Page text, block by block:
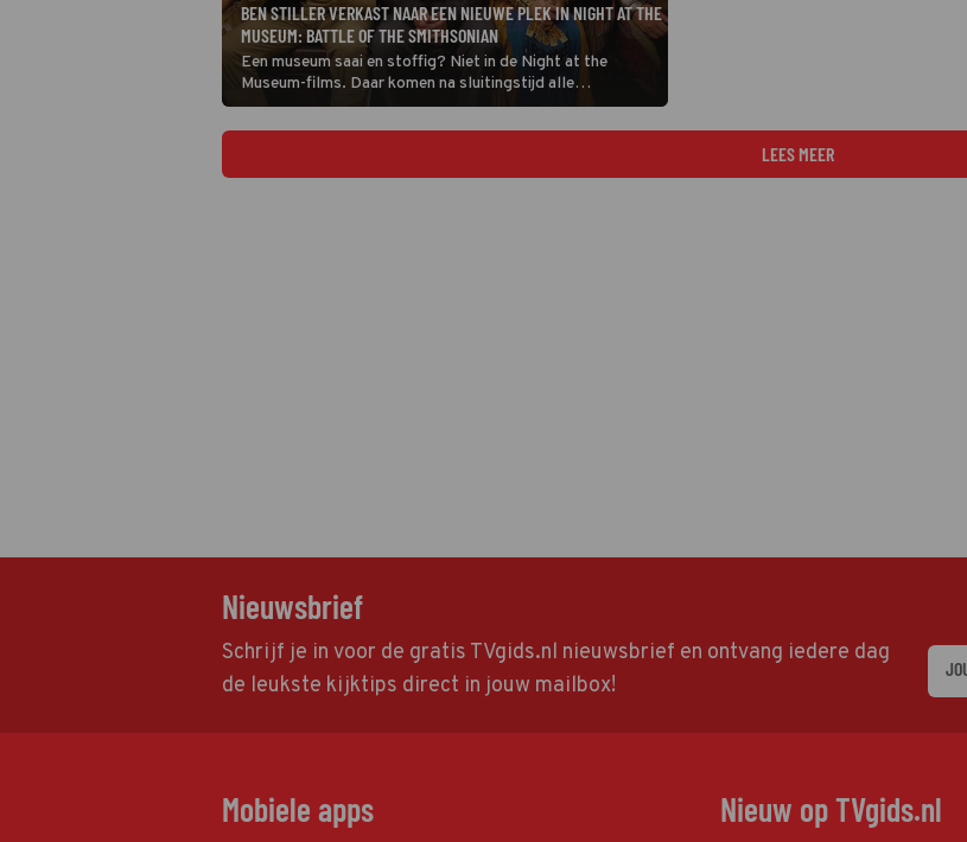
BEN STILLER VERKAST NAAR EEN NIEUWE PLEK IN NIGHT AT THE
MUSEUM: BATTLE OF THE SMITHSONIAN
Een museum saai en stoffig? Niet in de Night at the
Museum-films. Daar komen na sluitingstijd alle
museumstukken tot leven. Nachtwaker Ben Stille moet in
Night at the Museum: Battle of the Smithsonian proberen
LEES MEER
Nieuwsbrief
Schrijf je in voor de gratis TVgids.nl nieuwsbrief en ontvang iedere dag
de leukste kijktips direct in jouw mailbox!
Mobiele apps Nieuw op TVgids.nl